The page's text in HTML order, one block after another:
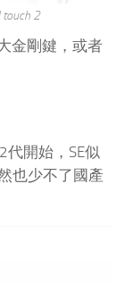
2
金剛鍵，或者
代開始，SE似
也少不了國產